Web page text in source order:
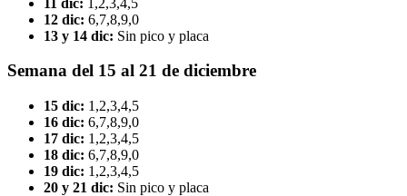
12 dic: 6,7,8,9,0
13 y 14 dic: Sin pico y placa
Semana del 15 al 21 de diciembre
15 dic: 1,2,3,4,5
16 dic: 6,7,8,9,0
17 dic: 1,2,3,4,5
18 dic: 6,7,8,9,0
19 dic: 1,2,3,4,5
20 y 21 dic: Sin pico y placa